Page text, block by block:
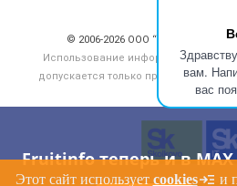
вам.
вас
Fruitinfo теперь и в MAX
© 2006‑2026 ООО “Инлайн”. 12+
Использование информации,
допускается только при
Этот сайт использует cookies и